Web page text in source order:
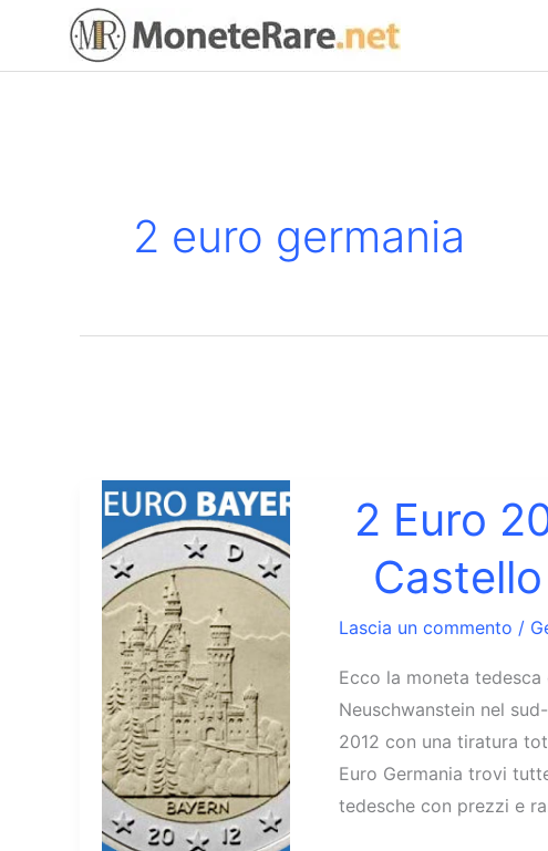
contenuto
2 euro germania
2 Euro
Lascia un commento /
Ecco la moneta
Neuschwanstein nel
2012 con una tiratura
Euro Germania trovi
tedesche con prezzi e